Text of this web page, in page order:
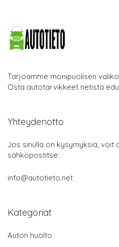
Tarjoamme monipuolisen
Osta autotarvikkeet netistä
Yhteydenotto
Jos sinulla on kysymyksiä, voit
sähköpostitse:
info@autotieto.net
Kategoriat
Auton huolto